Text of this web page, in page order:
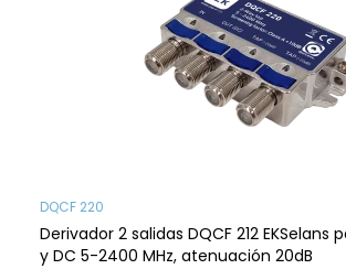
DQCF 220
Derivador 2 salidas DQCF 212 EKSelans
y DC 5-2400 MHz, atenuación 20dB